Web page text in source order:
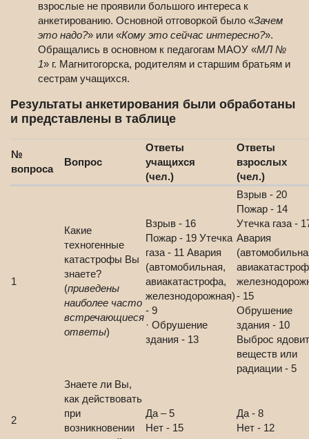
взрослые не проявили большого интереса к
анкетированию. Основной отговоркой было «Зачем
это надо?» или «Кому это сейчас интересно?».
Обращались в основном к педагогам МАОУ «МЛ №
1» г. Магнитогорска, родителям и старшим братьям и
сестрам учащихся.
Результаты анкетирования были обработаны
и представлены в таблице
№
вопроса
Вопрос
Ответы
учащихся
(чел.)
Ответы
взрослых
(чел.)
1
Какие
техногенные
катастрофы Вы
знаете?
(приведены
наиболее часто
встречающиеся
ответы)
Взрыв - 16
Пожар - 19 Утечка
газа - 11 Авария
(автомобильная,
авиакатастрофа,
железнодорожная)
- 9
· Обрушение
здания - 13
Взрыв - 20
Пожар - 14
Утечка газа -
Авария
- 15
Обрушение
здания - 10
Выброс
веществ или
радиации - 5
2
Знаете ли Вы,
как действовать
при
возникновении
Да – 5
Нет - 15
Да - 8
Нет - 12